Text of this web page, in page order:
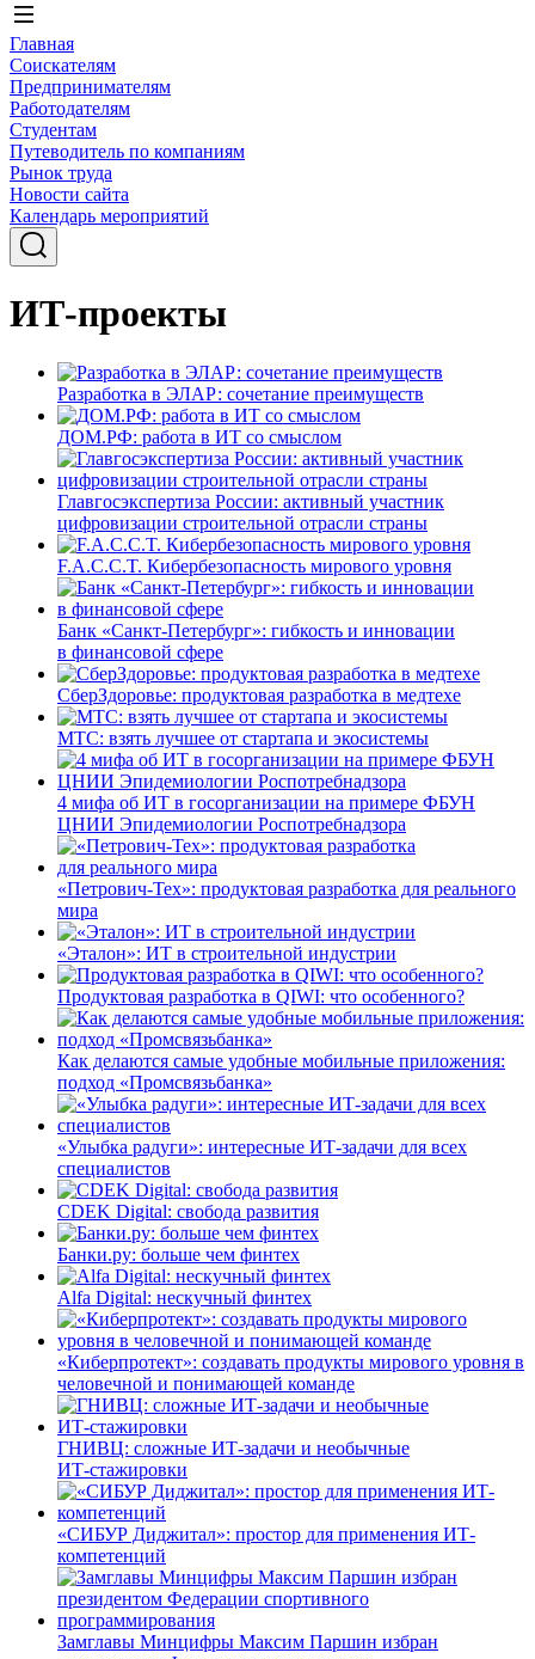
Главная
Соискателям
Предпринимателям
Работодателям
Студентам
Путеводитель по компаниям
Рынок труда
Новости сайта
Календарь мероприятий
ИТ-проекты
Разработка в ЭЛАР: сочетание преимуществ
ДОМ.РФ: работа в ИТ со смыслом
Главгосэкспертиза России: активный участник
цифровизации строительной отрасли страны
F.A.C.C.T. Кибербезопасность мирового уровня
Банк «Санкт-Петербург»: гибкость и инновации
в финансовой сфере
СберЗдоровье: продуктовая разработка в медтехе
МТС: взять лучшее от стартапа и экосистемы
4 мифа об ИТ в госорганизации на примере ФБУН
ЦНИИ Эпидемиологии Роспотребнадзора
«Петрович-Тех»: продуктовая разработка для реального
мира
«Эталон»: ИТ в строительной индустрии
Продуктовая разработка в QIWI: что особенного?
Как делаются самые удобные мобильные приложения:
подход «Промсвязьбанка»
«Улыбка радуги»: интересные ИТ-задачи для всех
специалистов
CDEK Digital: свобода развития
Банки.ру: больше чем финтех
Alfa Digital: нескучный финтех
«Киберпротект»: создавать продукты мирового уровня в
человечной и понимающей команде
ГНИВЦ: сложные ИТ‑задачи и необычные
ИТ‑стажировки
«СИБУР Диджитал»: простор для применения ИТ-
компетенций
Замглавы Минцифры Максим Паршин избран